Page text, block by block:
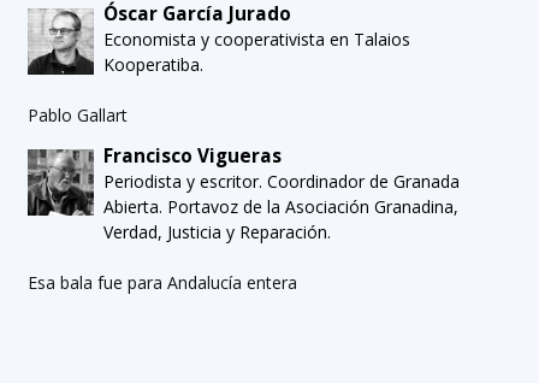
Óscar García Jurado
Economista y cooperativista en Talaios
Kooperatiba.
Pablo Gallart
Francisco Vigueras
Periodista y escritor. Coordinador de Granada
Abierta. Portavoz de la Asociación Granadina,
Verdad, Justicia y Reparación.
Esa bala fue para Andalucía entera